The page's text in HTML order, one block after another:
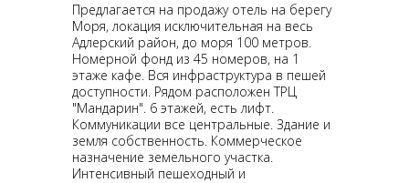
Предлагается на продажу отель на берегу
Моря, локация исключительная на весь
Адлерский район, до моря 100 метров.
Номерной фонд из 45 номеров, на 1
этаже кафе. Вся инфраструктура в пешей
доступности. Рядом расположен ТРЦ
"Мандарин". 6 этажей, есть лифт.
Коммуникации все центральные. Здание и
земля собственность. Коммерческое
назначение земельного участка.
Интенсивный пешеходный и